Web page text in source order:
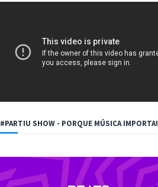
#PARTIU SHOW - PORQUE MÚSICA IMPORTA!